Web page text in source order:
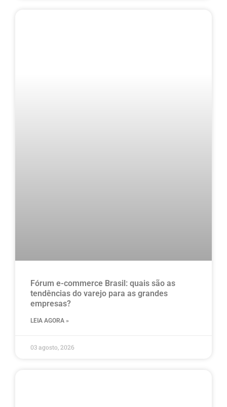
Fórum e-commerce Brasil: quais são as
tendências do varejo para as grandes
empresas?
LEIA AGORA »
03 agosto, 2026